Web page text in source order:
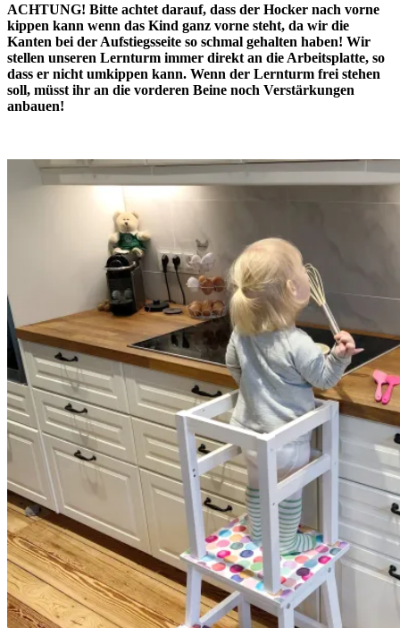
ACHTUNG! Bitte achtet darauf, dass der Hocker nach vorne
kippen kann wenn das Kind ganz vorne steht, da wir die
Kanten bei der Aufstiegsseite so schmal gehalten haben! Wir
stellen unseren Lernturm immer direkt an die Arbeitsplatte, so
dass er nicht umkippen kann. Wenn der Lernturm frei stehen
soll, müsst ihr an die vorderen Beine noch Verstärkungen
anbauen!